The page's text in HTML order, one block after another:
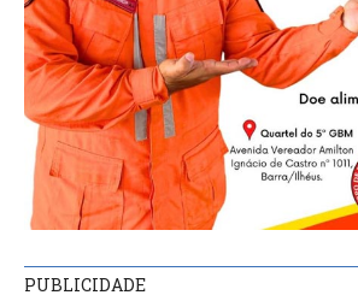
PUBLICIDADE